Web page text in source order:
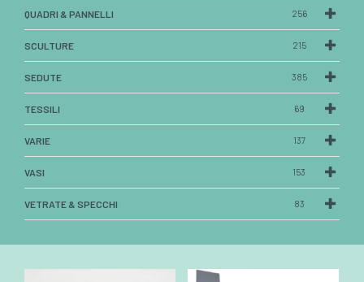
QUADRI & PANNELLI 256
SCULTURE 215
SEDUTE 385
TESSILI 69
VARIE 137
VASI 153
VETRATE & SPECCHI 83